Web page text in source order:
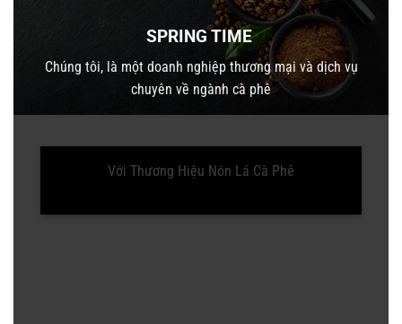
SPRING TIME
Chúng tôi, là một doanh nghiệp thương mại và dịch vụ
chuyên về ngành cà phê
Với Thương Hiệu Nón Lá Cà Phê